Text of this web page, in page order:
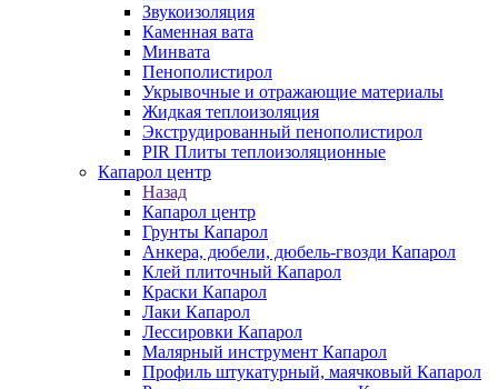
Звукоизоляция
Каменная вата
Минвата
Пенополистирол
Укрывочные и отражающие материалы
Жидкая теплоизоляция
Экструдированный пенополистирол
PIR Плиты теплоизоляционные
Капарол центр
Назад
Капарол центр
Грунты Капарол
Анкера, дюбели, дюбель-гвозди Капарол
Клей плиточный Капарол
Краски Капарол
Лаки Капарол
Лессировки Капарол
Малярный инструмент Капарол
Профиль штукатурный, маячковый Капарол